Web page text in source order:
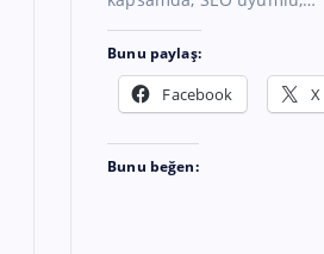
Bunu paylaş:
Facebook X
Bunu beğen: